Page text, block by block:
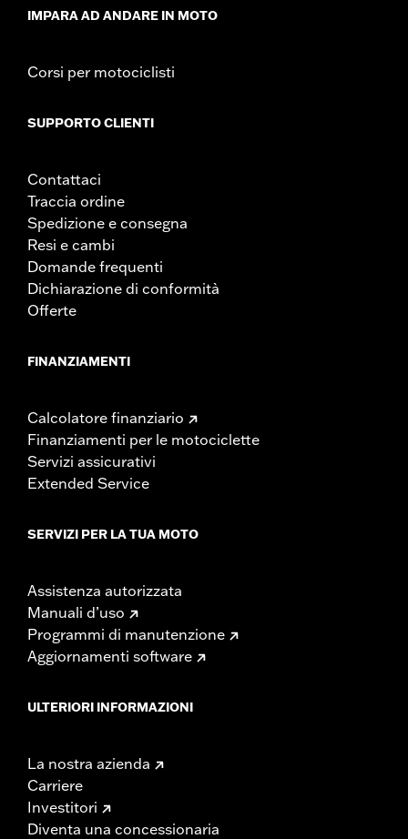
IMPARA AD ANDARE IN MOTO
Corsi per motociclisti
SUPPORTO CLIENTI
Contattaci
Traccia ordine
Spedizione e consegna
Resi e cambi
Domande frequenti
Dichiarazione di conformità
Offerte
FINANZIAMENTI
Calcolatore finanziario
Finanziamenti per le motociclette
Servizi assicurativi
Extended Service
SERVIZI PER LA TUA MOTO
Assistenza autorizzata
Manuali d’uso
Programmi di manutenzione
Aggiornamenti software
ULTERIORI INFORMAZIONI
La nostra azienda
Carriere
Investitori
Diventa una concessionaria